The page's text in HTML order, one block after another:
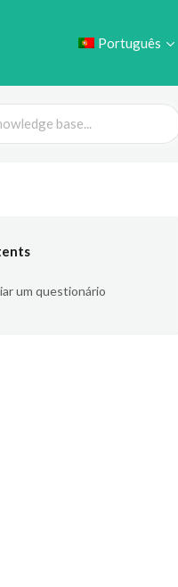
Português
um questionário